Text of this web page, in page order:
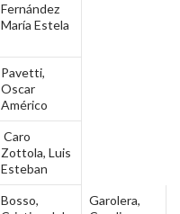
Fernández
María Estela
Pavetti,
Oscar
Américo
Caro
Zottola, Luis
Esteban
Bosso,
Garolera,